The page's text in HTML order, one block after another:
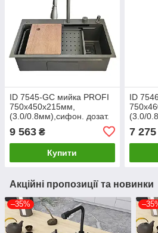
ID 7545-GC мийка PROFI
750x450x215мм,
(3.0/0.8мм),сифон. дозат.
PVD Grey {1/1}
9 563 ₴
Купити
ID
(3.0/
Satin
7 275
Акційні пропозиції та новинки
–35%